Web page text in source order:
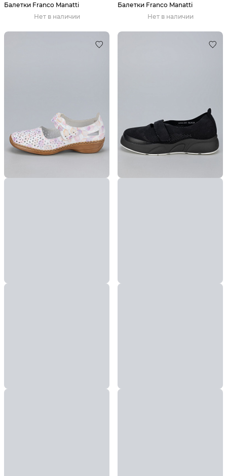
Балетки Franco Manatti
Нет в наличии
Балетки Franco Manatti
Нет в наличии